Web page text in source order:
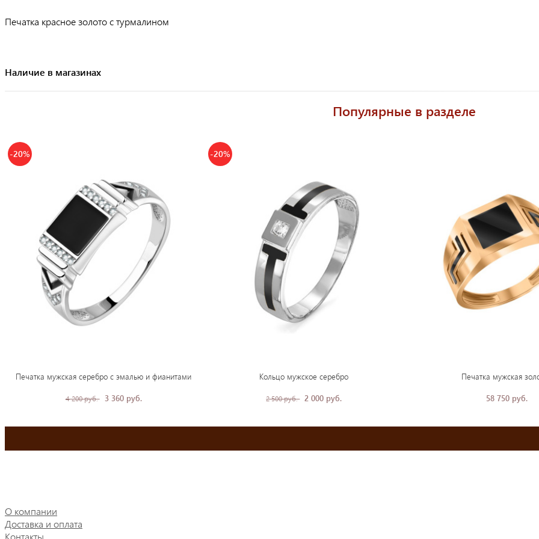
Печатка красное золото с турмалином
Наличие в магазинах
Популярные в разделе
-20%
Печатка мужская серебро с эмалью и фианитами
4 200 руб. 3 360 руб.
-20%
Кольцо мужское серебро
2 500 руб. 2 000 руб.
Печатка мужская
58 750 руб.
О компании
Доставка и оплата
Контакты